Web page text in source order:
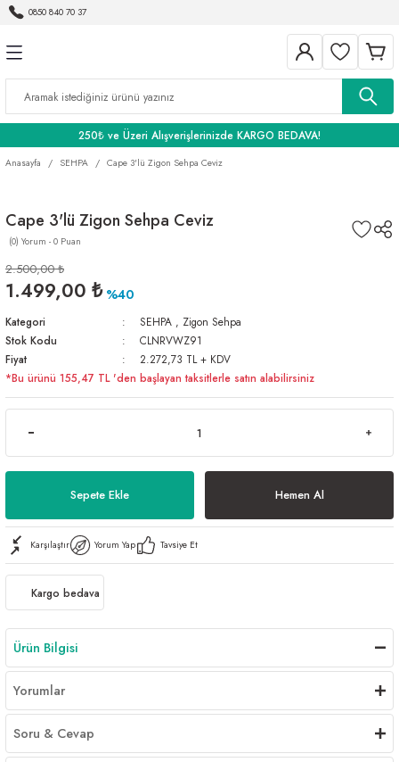
0850 840 70 37
250₺ ve Üzeri Alışverişlerinizde KARGO BEDAVA!
Anasayfa SEHPA Cape 3'lü Zigon Sehpa Ceviz
Cape 3'lü Zigon Sehpa Ceviz
(0) Yorum - 0 Puan
2.500,00 ₺
1.499,00 ₺ %40
Kategori SEHPA , Zigon Sehpa
Stok Kodu
CLNRVWZ91
Fiyat
2.272,73 TL + KDV
*Bu ürünü 155,47 TL 'den başlayan taksitlerle satın alabilirsiniz
Sepete Ekle Hemen Al
Karşılaştır Yorum Yap Tavsiye Et
Kargo bedava
Ürün Bilgisi
Yorumlar
Soru & Cevap